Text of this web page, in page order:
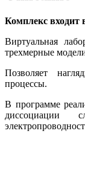
Комплекс входит
Виртуальная
трехмерные
Позволяет
процессы.
В программе
диссоциации